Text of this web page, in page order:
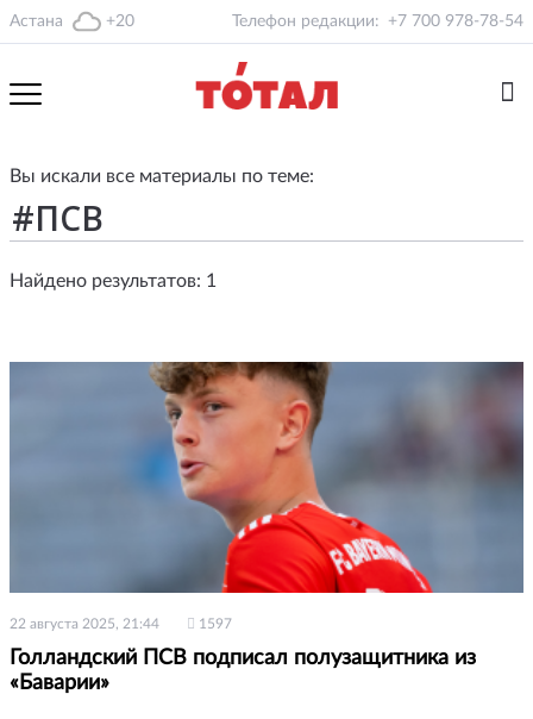
Астана +20 Телефон редакции: +7 700 978-78-54
Вы искали все материалы по теме:
Найдено результатов: 1
22 августа 2025, 21:44 1597
Голландский ПСВ подписал полузащитника из
«Баварии»